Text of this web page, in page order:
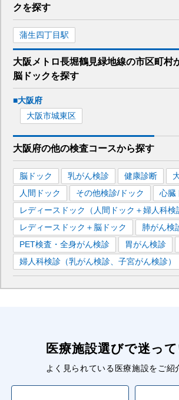
クを探す
蒲生四丁目駅
大阪メトロ長堀鶴見緑地線の市区町村
脳ドックを探す
■大阪府
大阪市城東区
大阪府の他の検査コースから探す
脳ドック 乳がん検診 健康診断
人間ドック
その他検診/ドック
心臓
レディースドック（人間ドック＋婦人科検
レディースドック＋脳ドック
肺がん検
PET検査・全身がん検診
胃がん検診
婦人科検診（乳がん検診、子宮がん検診）
医療施設選びで迷っ
よく見られている医療施設をご紹